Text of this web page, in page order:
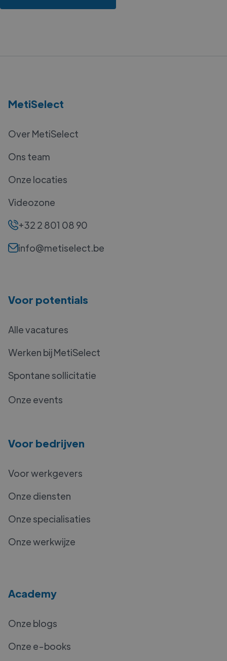
MetiSelect
Over MetiSelect
Ons team
Onze locaties
Videozone
+32 2 801 08 90
info@metiselect.be
Voor potentials
Alle vacatures
Werken bij MetiSelect
Spontane sollicitatie
Onze events
Voor bedrijven
Voor werkgevers
Onze diensten
Onze specialisaties
Onze werkwijze
Academy
Onze blogs
Onze e-books